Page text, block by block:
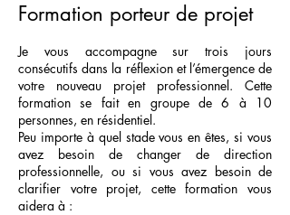
Formation porteur de projet
Je vous accompagne sur trois jours
consécutifs dans la réflexion et l’émergence de
votre nouveau projet professionnel. Cette
formation se fait en groupe de 6 à 10
personnes, en résidentiel.
Peu importe à quel stade vous en êtes, si vous
avez besoin de changer de direction
professionnelle, ou si vous avez besoin de
clarifier votre projet, cette formation vous
aidera à :